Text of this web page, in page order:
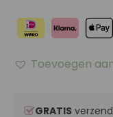
Toevoegen
GRATIS